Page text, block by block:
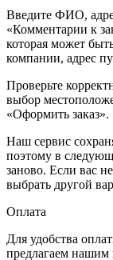
Введите ФИО,
«Комментарии к
которая может
компании, адрес
Проверьте
выбор
«Оформить заказ».
Наш сервис
поэтому в
заново. Если вас
выбрать другой
Оплата
Для удобства
предлагаем нашим